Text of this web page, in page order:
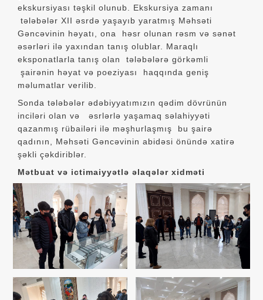
ekskursiyası təşkil olunub. Ekskursiya zamanı
tələbələr XII əsrdə yaşayıb yaratmış Məhsəti
Gəncəvinin həyatı, ona həsr olunan rəsm və sənət
əsərləri ilə yaxından tanış olublar. Maraqlı
eksponatlarla tanış olan tələbələrə görkəmli
şairənin həyat və poeziyası haqqında geniş
məlumatlar verilib.
Sonda tələbələr ədəbiyyatımızın qədim dövrünün
inciləri olan və əsrlərlə yaşamaq səlahiyyəti
qazanmış rübailəri ilə məşhurlaşmış bu şairə
qadının, Məhsəti Gəncəvinin abidəsi önündə xatirə
şəkli çəkdiriblər.
Mətbuat və ictimaiyyətlə əlaqələr xidməti